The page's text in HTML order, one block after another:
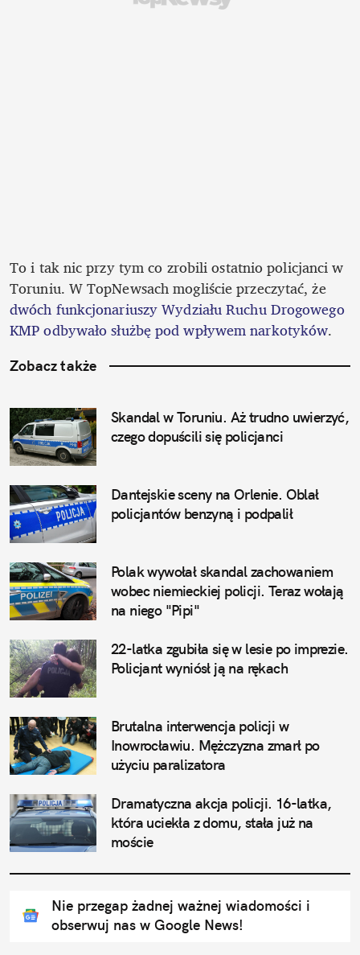
To i tak nic przy tym co zrobili ostatnio policjanci w
Toruniu. W TopNewsach mogliście przeczytać, że
dwóch funkcjonariuszy Wydziału Ruchu Drogowego
KMP odbywało służbę pod wpływem narkotyków.
Zobacz także
Skandal w Toruniu. Aż trudno uwierzyć,
czego dopuścili się policjanci
Dantejskie sceny na Orlenie. Oblał
policjantów benzyną i podpalił
Polak wywołał skandal zachowaniem
wobec niemieckiej policji. Teraz wołają
na niego "Pipi"
22-latka zgubiła się w lesie po imprezie.
Policjant wyniósł ją na rękach
Brutalna interwencja policji w
Inowrocławiu. Mężczyzna zmarł po
użyciu paralizatora
Dramatyczna akcja policji. 16-latka,
która uciekła z domu, stała już na
moście
Nie przegap żadnej ważnej wiadomości i
obserwuj nas w Google News!